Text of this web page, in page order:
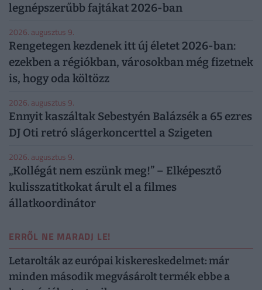
legnépszerűbb fajtákat 2026-ban
2026. augusztus 9.
Rengetegen kezdenek itt új életet 2026-ban:
ezekben a régiókban, városokban még fizetnek
is, hogy oda költözz
2026. augusztus 9.
Ennyit kaszáltak Sebestyén Balázsék a 65 ezres
DJ Oti retró slágerkoncerttel a Szigeten
2026. augusztus 9.
„Kollégát nem eszünk meg!” – Elképesztő
kulisszatitkokat árult el a filmes
állatkoordinátor
ERRŐL NE MARADJ LE!
Letarolták az európai kiskereskedelmet: már
minden második megvásárolt termék ebbe a